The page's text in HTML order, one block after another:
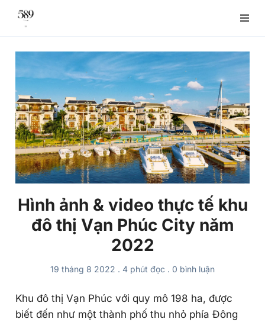
Hình ảnh & video thực tế khu
đô thị Vạn Phúc City năm
2022
19 tháng 8 2022 . 4 phút đọc . 0 bình luận
Khu đô thị Vạn Phúc với quy mô 198 ha, được
biết đến như một thành phố thu nhỏ phía Đông